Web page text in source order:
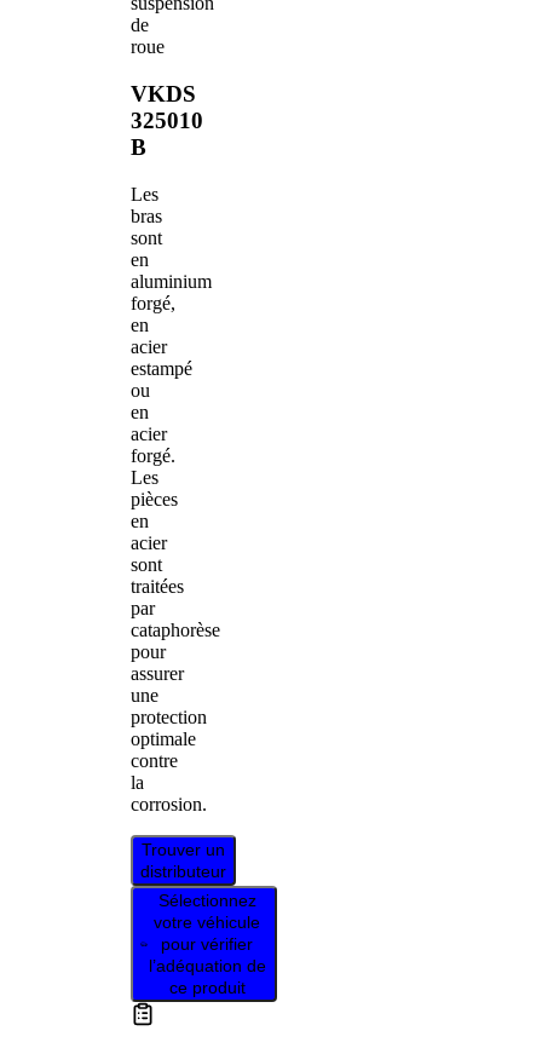
de
roue
VKDS
325010
B
Les
bras
sont
en
aluminium
forgé,
en
acier
estampé
ou
en
acier
forgé.
Les
pièces
en
acier
sont
traitées
par
cataphorèse
pour
assurer
une
protection
optimale
contre
la
corrosion.
Trouver un
distributeur
Sélectionnez
votre véhicule
pour vérifier
l’adéquation de
ce produit